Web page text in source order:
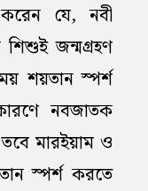
যে, নবী
জন্মগ্রহণ
শয়তান স্পর্শ
নবজাতক
মারইয়াম ও
স্পর্শ করতে